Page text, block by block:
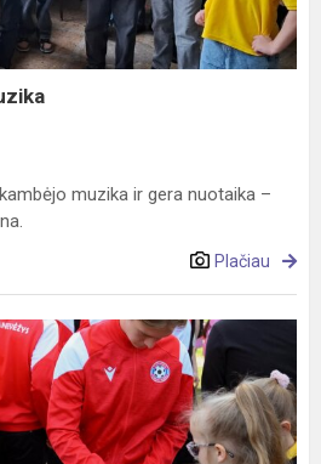
muzika ir gera nuotaika –
Plačiau